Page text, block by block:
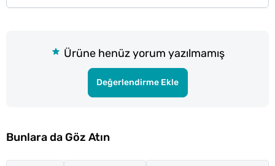
Ürüne henüz yorum yazılmamış
Değerlendirme Ekle
Bunlara da Göz Atın